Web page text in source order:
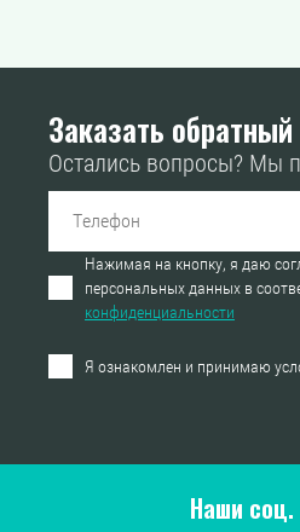
Заказать
Остались вопросы? Мы
Нажимая на кнопку, я даю
персональных данных в
конфиденциальности
Я ознакомлен и принимаю
Наши соц.